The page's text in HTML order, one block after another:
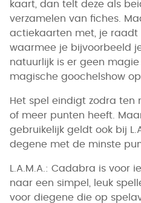
kaart, dan telt deze als
verzamelen van fiches.
actiekaarten met, je raadt
waarmee je bijvoorbeeld
natuurlijk is er geen
magische goochelshow
Het spel eindigt zodra ten
of meer punten heeft.
gebruikelijk geldt ook bij
degene met de minste
L.A.M.A.: Cadabra is voor
naar een simpel, leuk
voor diegene die op